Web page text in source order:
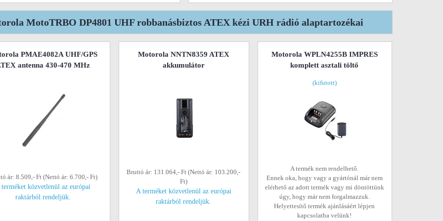
MotoTRBO DP4801 UHF robbanásbiztos ATEX kézi URH rádió alaptartozékai
PMAE4082A UHF/GPS
antenna 430-470 MHz
ár: 8.509,- Ft (Nettó ár: 6.700,- Ft)
közvetlenül az európai
raktárból rendeljük.
Motorola NNTN8359 ATEX
akkumulátor
Bruttó ár: 131.064,- Ft (Nettó ár: 103.200,-
Ft)
A terméket közvetlenül az európai
raktárból rendeljük.
Motorola WPLN4255B IMPRES
komplett asztali töltő
(kifutott)
A termék nem rendelhető.
Ennek oka, hogy vagy a gyártónál már nem
elérhető az adott termék vagy mi döntöttünk
úgy, hogy már nem forgalmazzuk.
Helyettesítő termék ajánlásáért lépjen
kapcsolatba velünk!